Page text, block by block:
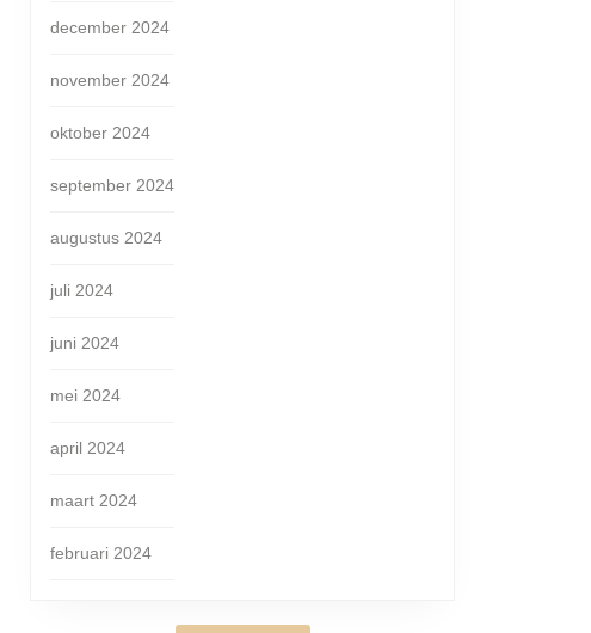
december 2024
november 2024
oktober 2024
september 2024
augustus 2024
juli 2024
juni 2024
mei 2024
april 2024
maart 2024
februari 2024